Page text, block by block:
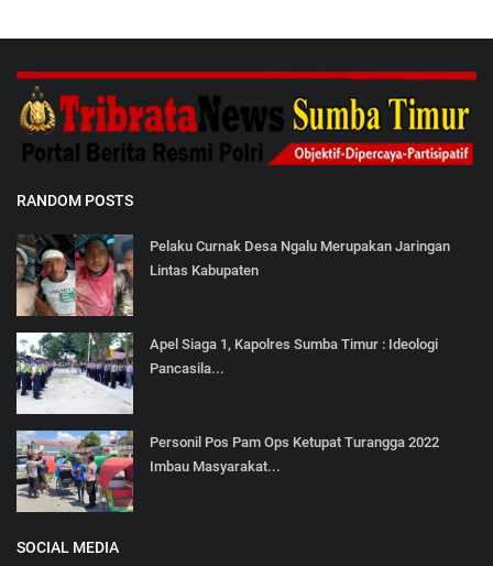
RANDOM POSTS
Pelaku Curnak Desa Ngalu Merupakan Jaringan
Lintas Kabupaten
Apel Siaga 1, Kapolres Sumba Timur : Ideologi
Pancasila...
Personil Pos Pam Ops Ketupat Turangga 2022
Imbau Masyarakat...
SOCIAL MEDIA